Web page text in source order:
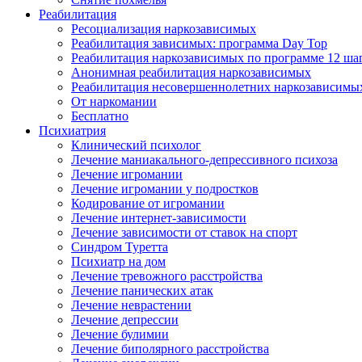
Реабилитация
Ресоциализация наркозависимых
Реабилитация зависимых: программа Day Top
Реабилитация наркозависимых по программе 12
Анонимная реабилитация наркозависимых
Реабилитация несовершеннолетних
От наркомании
Бесплатно
Психиатрия
Клинический психолог
Лечение маниакального-депрессивного психоза
Лечение игромании
Лечение игромании у подростков
Кодирование от игромании
Лечение интернет-зависимости
Лечение зависимости от ставок на спорт
Синдром Туретта
Психиатр на дом
Лечение тревожного расстройства
Лечение панических атак
Лечение неврастении
Лечение депрессии
Лечение булимии
Лечение биполярного расстройства